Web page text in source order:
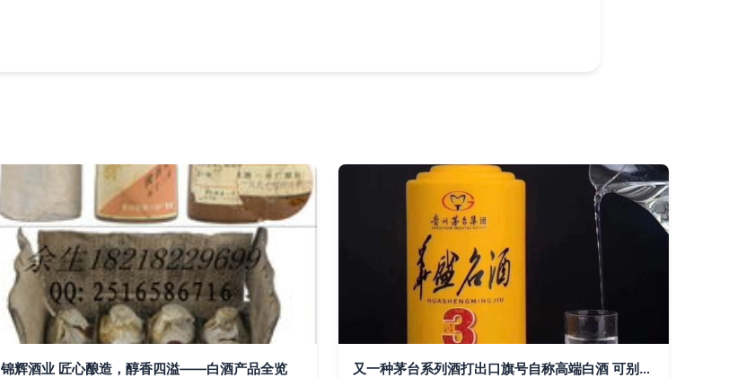
锦辉酒业 匠心酿造，醇香四溢——白酒产品全览 又一种茅台系列酒打出口旗号自称高端白酒 可别上当 酒类